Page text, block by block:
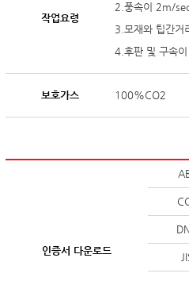
작업요령
2.풍속이 2m/
3.모재와 팁간
4.후판 및 구속
보호가스 100%CO2
인증서 다운로드